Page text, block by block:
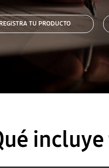
REGISTRA TU PRODUCTO